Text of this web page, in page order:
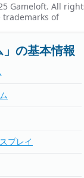
Gameloft. All
trademarks of
」の基本情報
プレイ